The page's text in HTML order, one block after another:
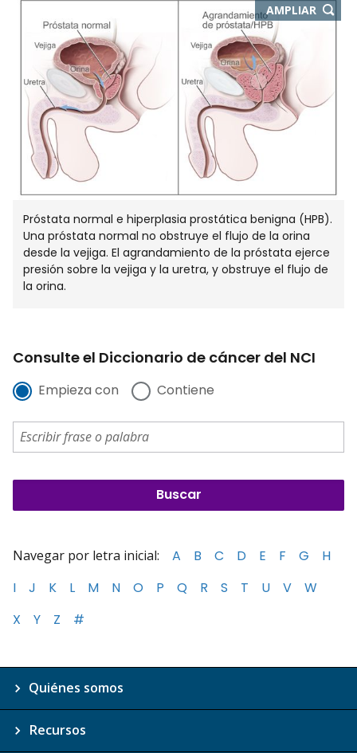
AMPLIAR-
ABRE
Próstata normal e hiperplasia prostática benigna (HPB).
Una próstata normal no obstruye el flujo de la orina
desde la vejiga. El agrandamiento de la próstata ejerce
presión sobre la vejiga y la uretra, y obstruye el flujo de
la orina.
Consulte el Diccionario de cáncer del NCI
Empieza con Contiene
Navegar por letra inicial: A B C D E F G
H
I
J K L M N O P Q R S T U V
W
X
Y Z #
Quiénes somos
Recursos